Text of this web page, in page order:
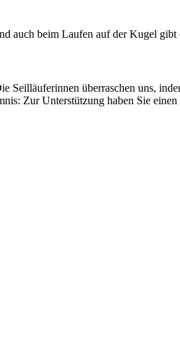
auch beim Laufen auf der Kugel gibt
Seilläuferinnen überraschen uns,
Zur Unterstützung haben Sie